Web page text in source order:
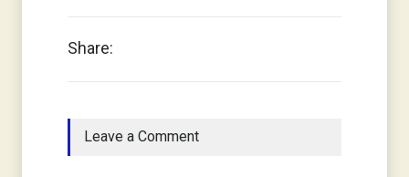
Share:
Leave a Comment